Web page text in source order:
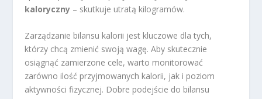
kaloryczny – skutkuje utratą kilogramów.
Zarządzanie bilansu kalorii jest kluczowe dla tych,
którzy chcą zmienić swoją wagę. Aby skutecznie
osiągnąć zamierzone cele, warto monitorować
zarówno ilość przyjmowanych kalorii, jak i poziom
aktywności fizycznej. Dobre podejście do bilansu